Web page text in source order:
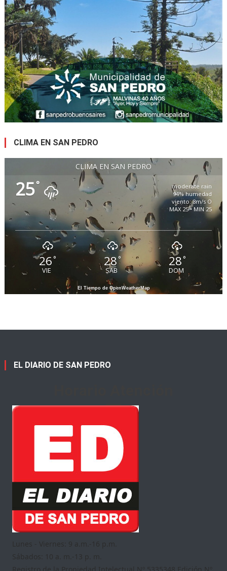
CLIMA EN SAN PEDRO
CLIMA EN SAN PEDRO
25°
moderate rain
94% humedad
viento: 8m/s O
MAX 25 • MIN 25
26°
VIE
28 °
SAB
28°
DOM
El Tiempo de OpenWeatherMap
EL DIARIO DE SAN PEDRO
Lunes - Viernes: 9 a.m.-16 p.m.
Sábados: 10 a. m.-13 p. m.